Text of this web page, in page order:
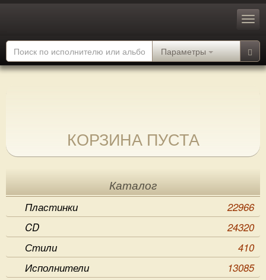
Параметры
КОРЗИНА ПУСТА
Каталог
Пластинки
22966
CD
24320
Стили
410
Исполнители
13085